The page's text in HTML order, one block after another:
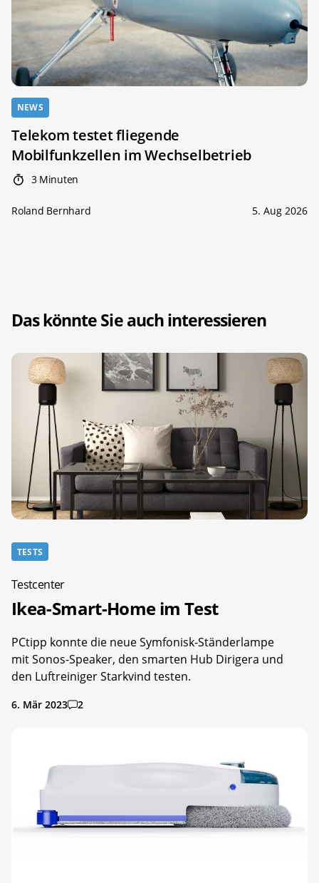
NEWS
Telekom testet fliegende
Mobilfunkzellen im Wechselbetrieb
3 Minuten
Roland Bernhard 5. Aug 2026
Das könnte Sie auch interessieren
TESTS
Testcenter
Ikea-Smart-Home im Test
PCtipp konnte die neue Symfonisk-Ständerlampe
mit Sonos-Speaker, den smarten Hub Dirigera und
den Luftreiniger Starkvind testen.
6. Mär 2023 2